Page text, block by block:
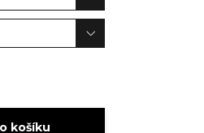
košíku